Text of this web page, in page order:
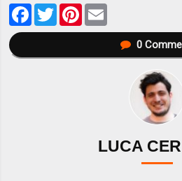
Facebook
TwitterPinterest
0
LUCA